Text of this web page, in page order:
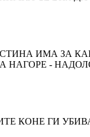
ИМА ЗА
НАГОРЕ -
КОНЕ ГИ